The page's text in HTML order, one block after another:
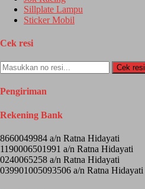
Sillplate Lampu
Sticker Mobil
Cek resi
Cek resi
Pengiriman
Rekening Bank
8660049984 a/n Ratna Hidayati
1190006501991 a/n Ratna Hidayati
0240065258 a/n Ratna Hidayati
039901005093506 a/n Ratna Hidayati